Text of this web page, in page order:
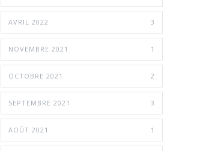
AVRIL 2022 3
NOVEMBRE 2021 1
OCTOBRE 2021 2
SEPTEMBRE 2021 3
AOÛT 2021 1